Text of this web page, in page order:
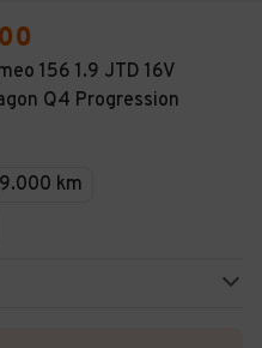
156 1.9 JTD 16V
Q4 Progression
km